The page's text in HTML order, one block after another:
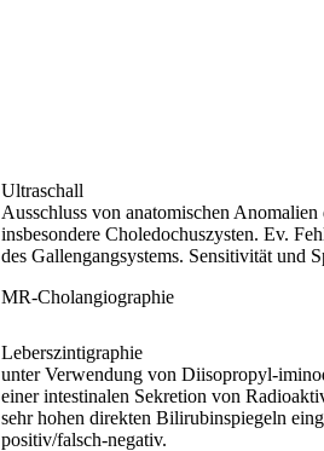
Ultraschall
Ausschluss von anatomischen
insbesondere Choledochuszysten. Ev.
des Gallengangsystems. Sensitivität und
MR-Cholangiographie
Leberszintigraphie
unter Verwendung von Diisopropyl-
einer intestinalen Sekretion von
sehr hohen direkten Bilirubinspiegeln
positiv/falsch-negativ.